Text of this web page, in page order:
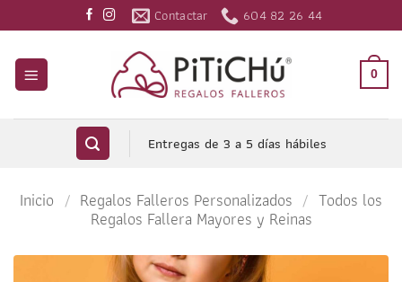
al
contenido
Contactar 604 82 26 44
0
Entregas de 3 a 5 días hábiles
Inicio / Regalos Falleros Personalizados / Todos los
Regalos Fallera Mayores y Reinas